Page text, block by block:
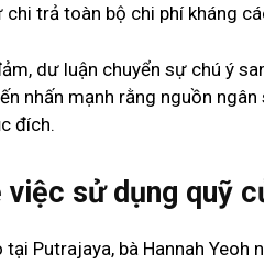
trả toàn bộ chi phí kháng
dư luận chuyển sự chú ý
nhấn mạnh rằng nguồn
đích.
sử dụng quỹ
Putrajaya, bà Hannah Yeoh